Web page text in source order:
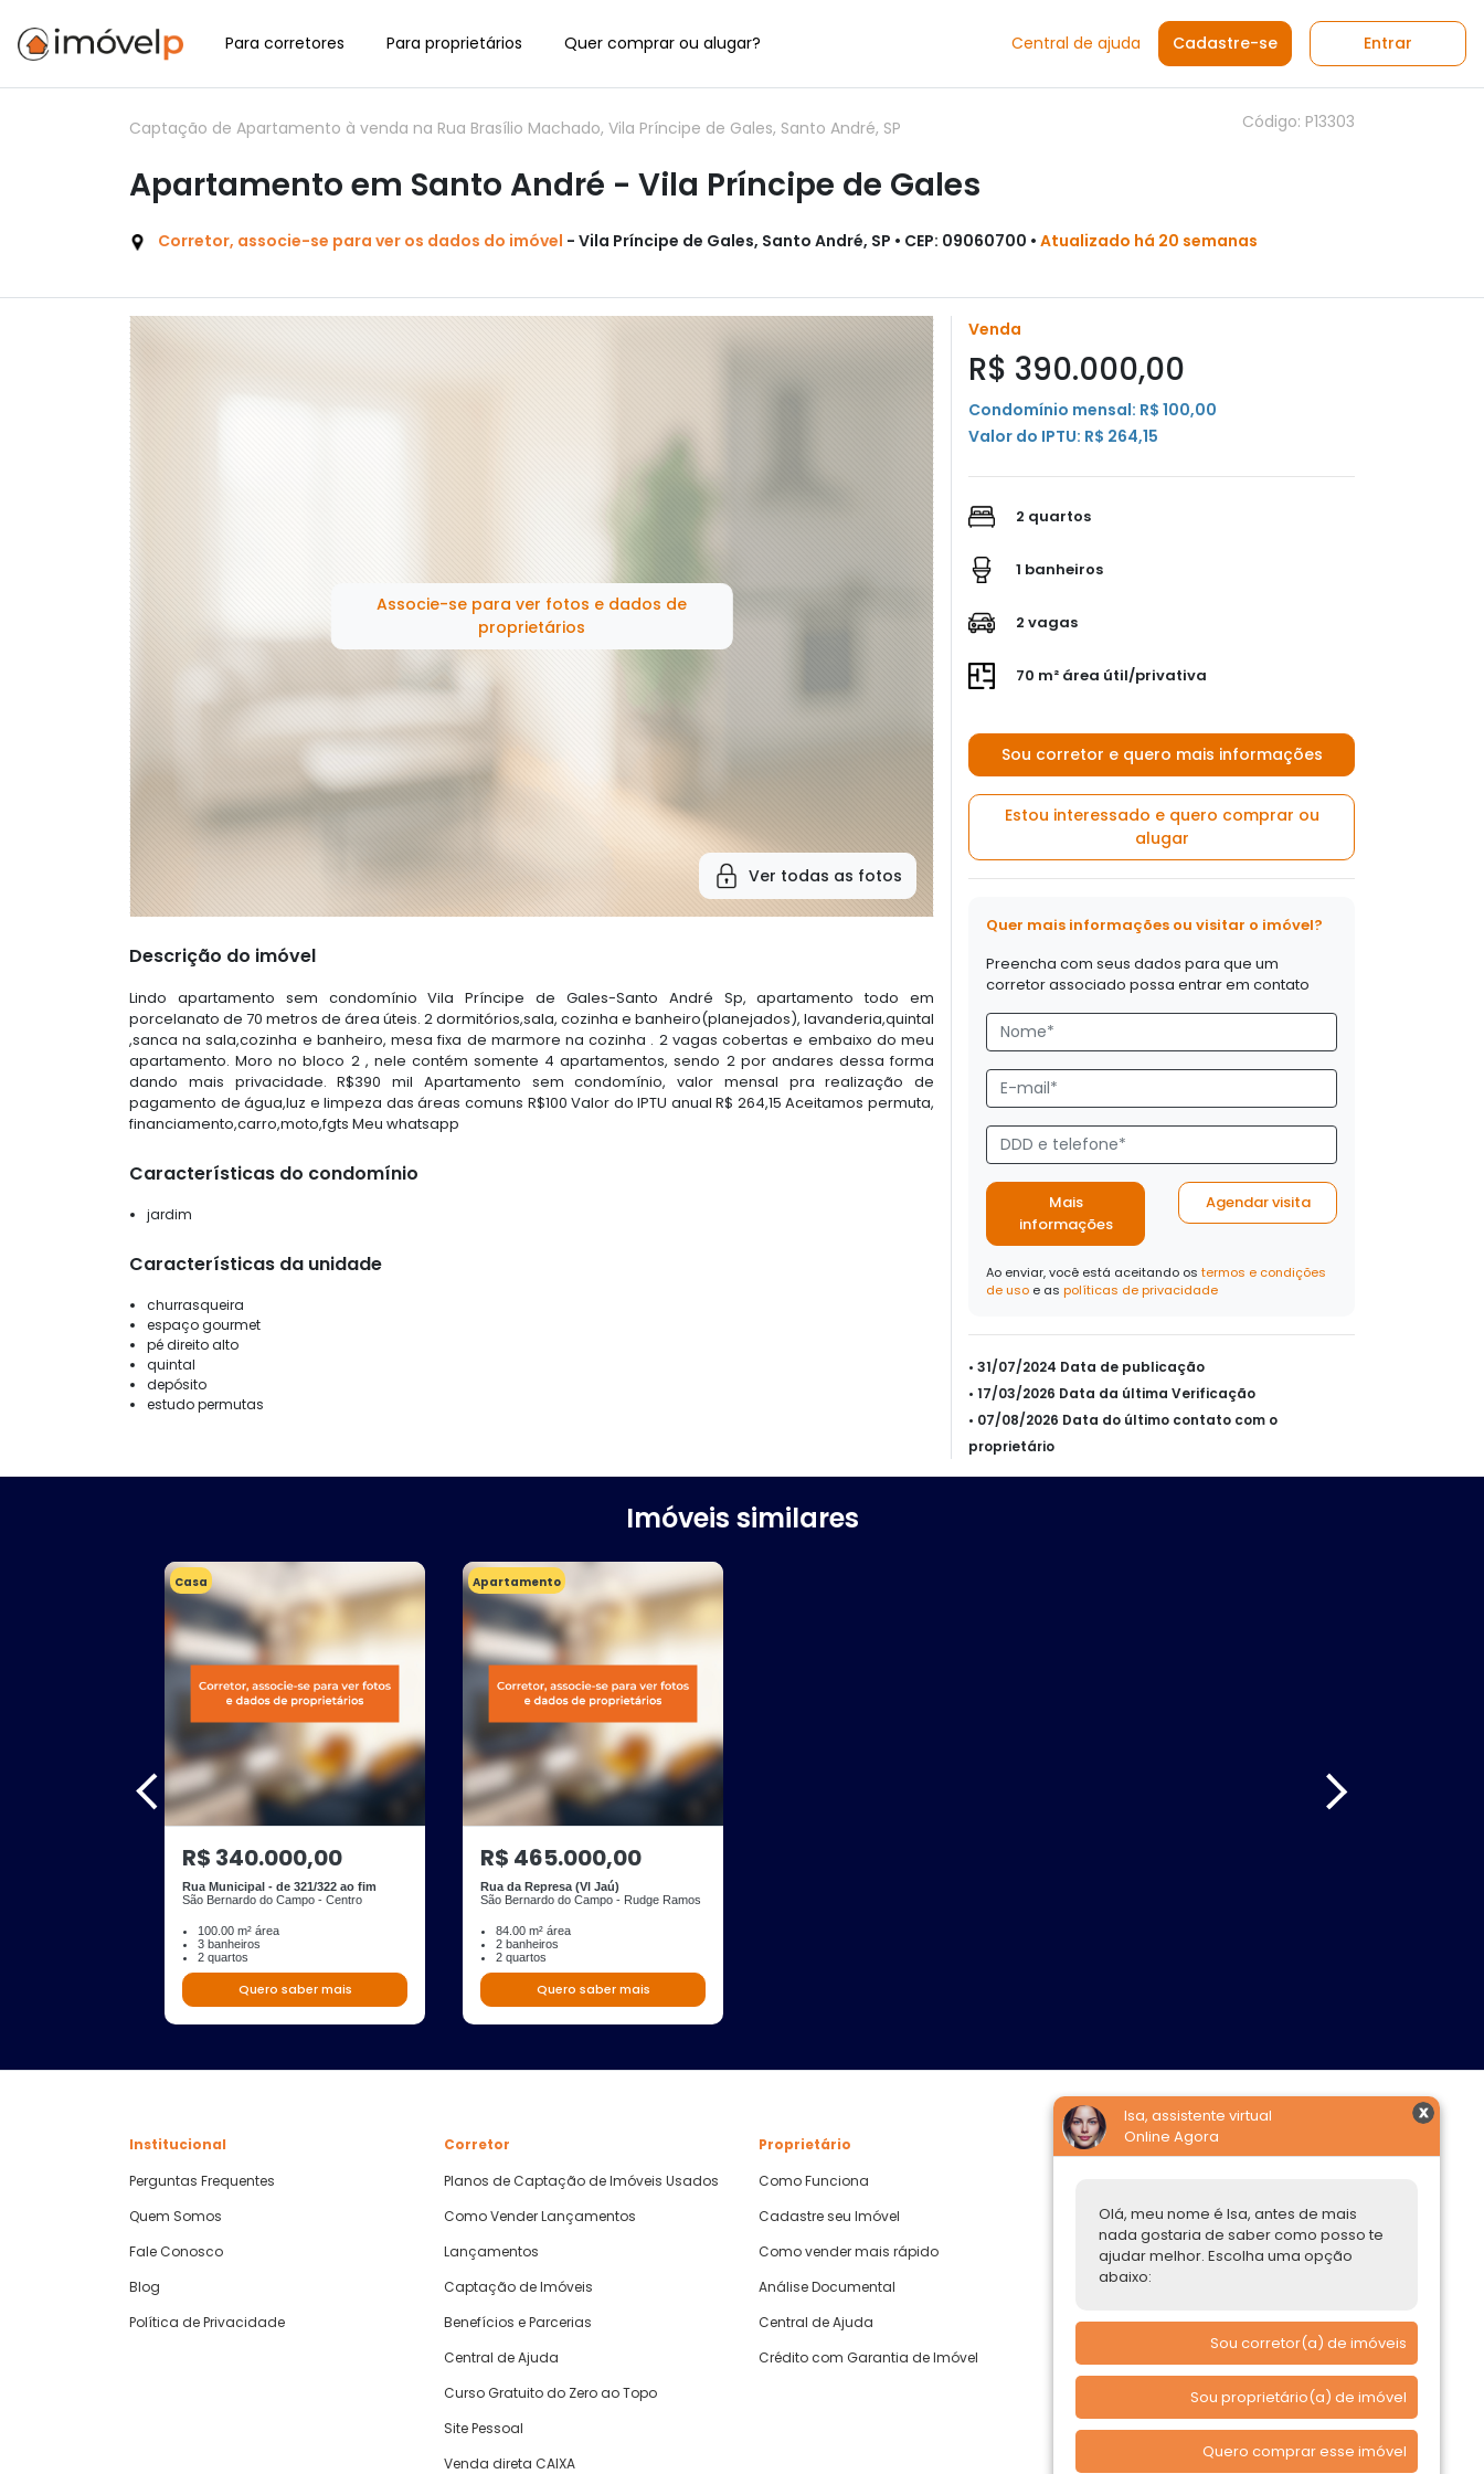
Para corretores Para proprietários Quer comprar ou alugar? Central de ajuda Cadastre-se Entrar
Captação de Apartamento à venda na Rua Brasílio Machado, Vila Príncipe de Gales, Santo André, SP Código: P13303
Apartamento em Santo André - Vila Príncipe de Gales
Corretor, associe-se para ver os dados do imóvel - Vila Príncipe de Gales, Santo André, SP • CEP: 09060700 • Atualizado há 20 semanas
Associe-se para ver fotos e dados de
proprietários
Ver todas as fotos
Descrição do imóvel
Lindo apartamento sem condomínio Vila Príncipe de Gales-Santo André Sp, apartamento todo em
porcelanato de 70 metros de área úteis. 2 dormitórios,sala, cozinha e banheiro(planejados), lavanderia,quintal
,sanca na sala,cozinha e banheiro, mesa fixa de marmore na cozinha . 2 vagas cobertas e embaixo do meu
apartamento. Moro no bloco 2 , nele contém somente 4 apartamentos, sendo 2 por andares dessa forma
dando mais privacidade. R$390 mil Apartamento sem condomínio, valor mensal pra realização de
pagamento de água,luz e limpeza das áreas comuns R$100 Valor do IPTU anual R$ 264,15 Aceitamos permuta,
financiamento,carro,moto,fgts Meu whatsapp
Características do condomínio
jardim
Características da unidade
churrasqueira
espaço gourmet
pé direito alto
quintal
depósito
estudo permutas
Venda
R$ 390.000,00
Condomínio mensal: R$ 100,00
Valor do IPTU: R$ 264,15
2 quartos
1 banheiros
2 vagas
70 m² área útil/privativa
Sou corretor e quero mais informações
Estou interessado e quero comprar ou
alugar
Quer mais informações ou visitar o imóvel?
Preencha com seus dados para que um
corretor associado possa entrar em contato
Mais
informações
Agendar visita
Ao enviar, você está aceitando os termos e condições
de uso e as políticas de privacidade
• 31/07/2024 Data de publicação
• 17/03/2026 Data da última Verificação
• 07/08/2026 Data do último contato com o
proprietário
Imóveis similares
Casa
R$ 340.000,00
Rua Municipal - de 321/322 ao fim
São Bernardo do Campo - Centro
100.00 m² área
3 banheiros
2 quartos
Quero saber mais
Apartamento
R$ 465.000,00
Rua da Represa (Vl Jaú)
São Bernardo do Campo - Rudge Ramos
84.00 m² área
2 banheiros
2 quartos
Quero saber mais
Isa, assistente virtual
Online Agora
Olá, meu nome é Isa, antes de mais
nada gostaria de saber como posso te
ajudar melhor. Escolha uma opção
abaixo:
Sou corretor(a) de imóveis
Sou proprietário(a) de imóvel
Quero comprar esse imóvel
Institucional
Perguntas Frequentes
Quem Somos
Fale Conosco
Blog
Política de Privacidade
Corretor
Planos de Captação de Imóveis Usados
Como Vender Lançamentos
Lançamentos
Captação de Imóveis
Benefícios e Parcerias
Central de Ajuda
Curso Gratuito do Zero ao Topo
Site Pessoal
Venda direta CAIXA
Proprietário
Como Funciona
Cadastre seu Imóvel
Como vender mais rápido
Análise Documental
Central de Ajuda
Crédito com Garantia de Imóvel
Construtoras
Comprar ou alugar
Quero Comprar